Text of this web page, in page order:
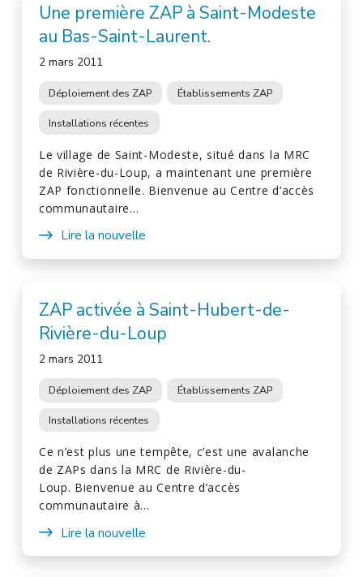
Une première ZAP à Saint-Modeste
au Bas-Saint-Laurent.
2 mars 2011
Déploiement des ZAP Établissements ZAP
Installations récentes
Le village de Saint-Modeste, situé dans la MRC
de Rivière-du-Loup, a maintenant une première
ZAP fonctionnelle. Bienvenue au Centre d’accès
communautaire…
Lire la nouvelle
ZAP activée à Saint-Hubert-de-
Rivière-du-Loup
2 mars 2011
Déploiement des ZAP Établissements ZAP
Installations récentes
Ce n’est plus une tempête, c’est une avalanche
de ZAPs dans la MRC de Rivière-du-
Loup. Bienvenue au Centre d’accès
communautaire à…
Lire la nouvelle